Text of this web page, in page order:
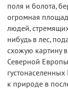
поля и болота,
огромная
людей,
нибудь в лес,
схожую картину
Северной
к природе в